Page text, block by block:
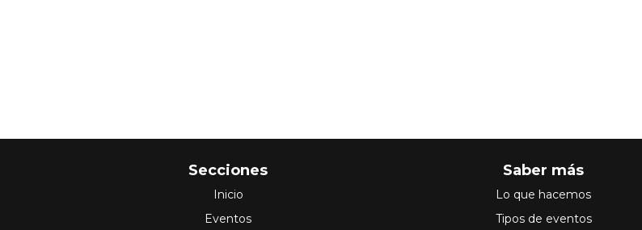
Secciones
Inicio
Eventos
Saber más
Lo que hacemos
Tipos de eventos